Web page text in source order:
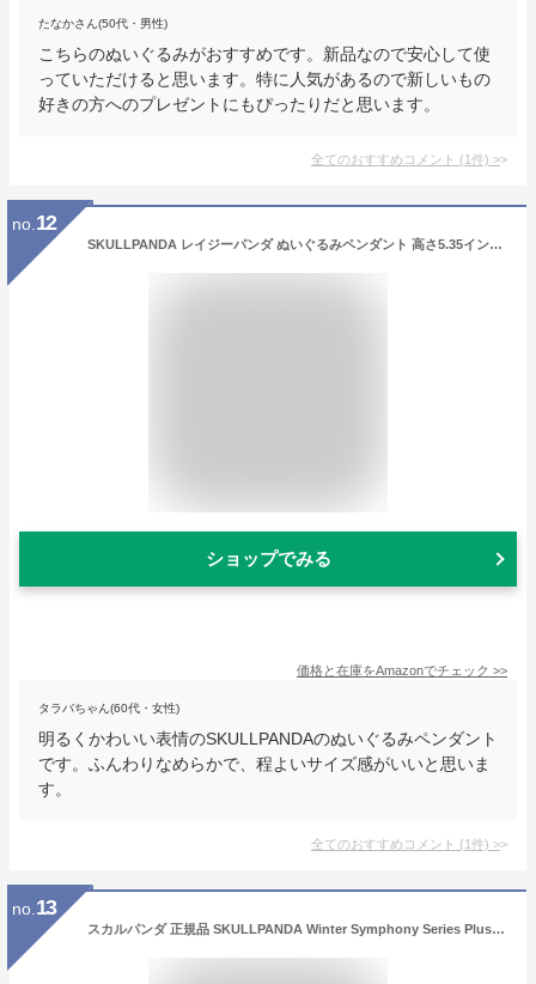
たなかさん(50代・男性)
こちらのぬいぐるみがおすすめです。新品なので安心して使
っていただけると思います。特に人気があるので新しいもの
好きの方へのプレゼントにもぴったりだと思います。
全てのおすすめコメント (1件) >
no. 12
SKULLPANDA レイジーパンダ ぬいぐるみペンダント 高さ5.35インチ モダンなホームデコレーション用おもちゃ デスクアクセサリー用コレクションおもちゃセット 1個
ショップでみる
価格と在庫をAmazonでチェック >>
タラバちゃん(60代・女性)
明るくかわいい表情のSKULLPANDAのぬいぐるみペンダント
です。ふんわりなめらかで、程よいサイズ感がいいと思いま
す。
全てのおすすめコメント (1件) >
no. 13
スカルパンダ 正規品 SKULLPANDA Winter Symphony Series Plush ウインターシンフォニーシリーズ